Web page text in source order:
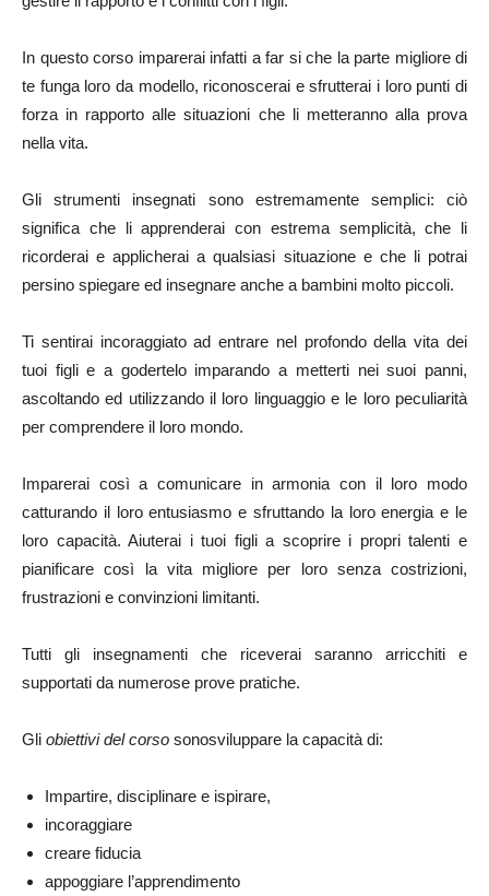
In questo corso imparerai infatti a far si che la parte migliore di
te funga loro da modello, riconoscerai e sfrutterai i loro punti di
forza in rapporto alle situazioni che li metteranno alla prova
nella vita.
Gli strumenti insegnati sono estremamente semplici: ciò
significa che li apprenderai con estrema semplicità, che li
ricorderai e applicherai a qualsiasi situazione e che li potrai
persino spiegare ed insegnare anche a bambini molto piccoli.
Ti sentirai incoraggiato ad entrare nel profondo della vita dei
tuoi figli e a godertelo imparando a metterti nei suoi panni,
ascoltando ed utilizzando il loro linguaggio e le loro peculiarità
per comprendere il loro mondo.
Imparerai così a comunicare in armonia con il loro modo
catturando il loro entusiasmo e sfruttando la loro energia e le
loro capacità. Aiuterai i tuoi figli a scoprire i propri talenti e
pianificare così la vita migliore per loro senza costrizioni,
frustrazioni e convinzioni limitanti.
Tutti gli insegnamenti che riceverai saranno arricchiti e
supportati da numerose prove pratiche.
Gli obiettivi del corso sonosviluppare la capacità di:
Impartire, disciplinare e ispirare,
incoraggiare
creare fiducia
appoggiare l’apprendimento